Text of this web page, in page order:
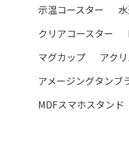
示温コースター
クリアコースター
マグカップ
アク
アメージングタンブ
MDFスマホスタンド